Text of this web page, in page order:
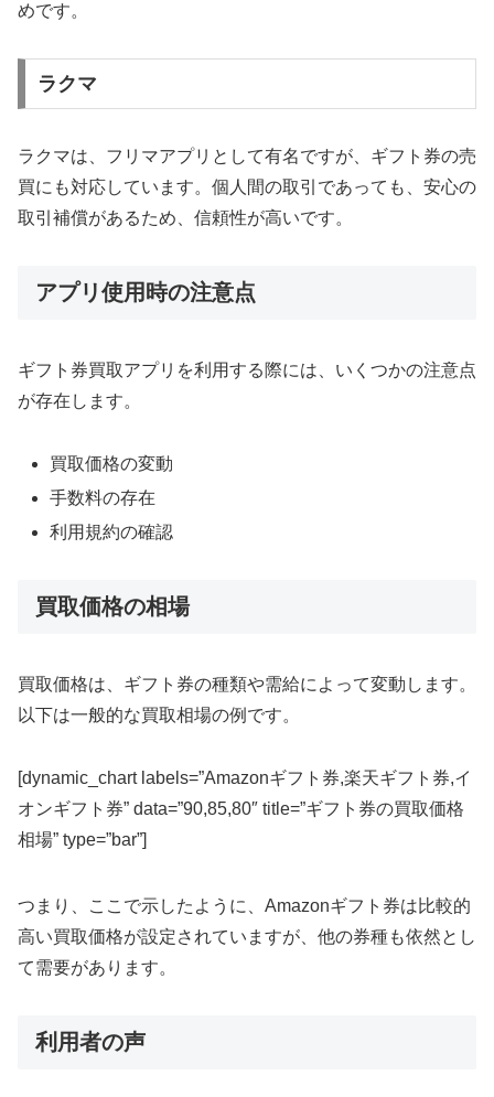
めです。
ラクマ
ラクマは、フリマアプリとして有名ですが、ギフト券の売
買にも対応しています。個人間の取引であっても、安心の
取引補償があるため、信頼性が高いです。
アプリ使用時の注意点
ギフト券買取アプリを利用する際には、いくつかの注意点
が存在します。
買取価格の変動
手数料の存在
利用規約の確認
買取価格の相場
買取価格は、ギフト券の種類や需給によって変動します。
以下は一般的な買取相場の例です。
[dynamic_chart labels=”Amazonギフト券,楽天ギフト券,イ
オンギフト券” data=”90,85,80″ title=”ギフト券の買取価格
相場” type=”bar”]
つまり、ここで示したように、Amazonギフト券は比較的
高い買取価格が設定されていますが、他の券種も依然とし
て需要があります。
利用者の声